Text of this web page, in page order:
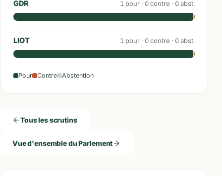
GDR 1 pour · 0contre · 0abst.
LIOT 1 pour · 0contre · 0abst.
Pour Contre Abstention
Tous les scrutins
Vue d'ensemble du Parlement